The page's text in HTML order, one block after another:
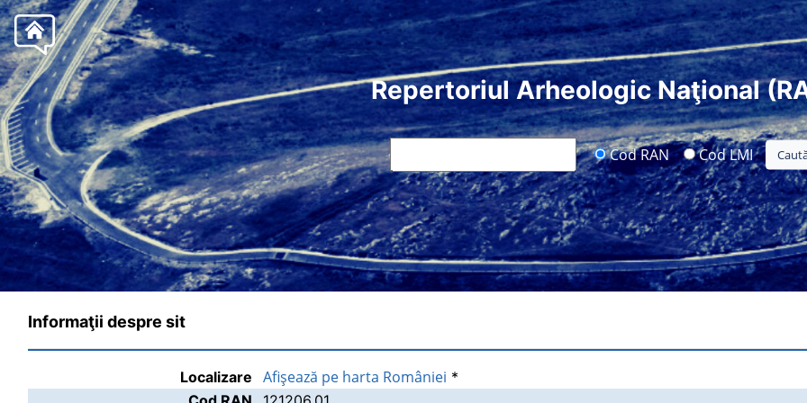
Repertoriul Arheologic Naţional
Cod RAN Cod LMI
Informaţii despre sit
Localizare Afişează pe harta României *